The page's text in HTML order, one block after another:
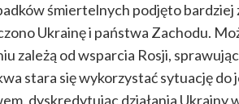
śmiertelnych podjęto bardziej
Ukrainę i państwa Zachodu.
zależą od wsparcia Rosji,
stara się wykorzystać sytuację
dyskredytując działania Ukrainy